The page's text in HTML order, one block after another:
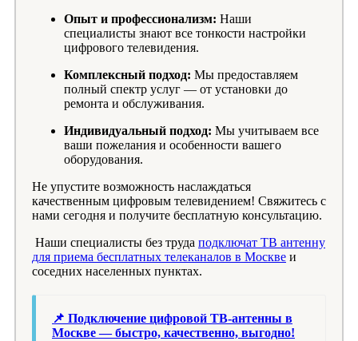
Опыт и профессионализм: Наши
специалисты знают все тонкости настройки
цифрового телевидения.
Комплексный подход: Мы предоставляем
полный спектр услуг — от установки до
ремонта и обслуживания.
Индивидуальный подход: Мы учитываем все
ваши пожелания и особенности вашего
оборудования.
Не упустите возможность наслаждаться
качественным цифровым телевидением! Свяжитесь с
нами сегодня и получите бесплатную консультацию.
Наши специалисты без труда подключат ТВ антенну
для приема бесплатных телеканалов в Москве и
соседних населенных пунктах.
📌 Подключение цифровой ТВ-антенны в
Москве — быстро, качественно, выгодно!